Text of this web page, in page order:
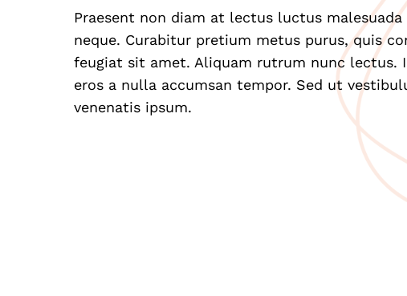
Praesent non diam at lectus luctus
neque. Curabitur pretium metus purus, quis
feugiat sit amet. Aliquam rutrum nunc lectus.
eros a nulla accumsan tempor. Sed ut
venenatis ipsum.